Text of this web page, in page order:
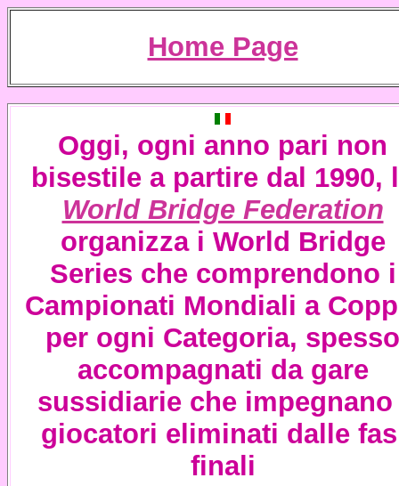
Home Page
Oggi, ogni anno pari non
bisestile a partire dal 1990,
World Bridge Federation
organizza i World Bridge
Series che comprendono i
Campionati Mondiali a
per ogni Categoria, spesso
accompagnati da gare
sussidiarie che
giocatori eliminati dalle
finali